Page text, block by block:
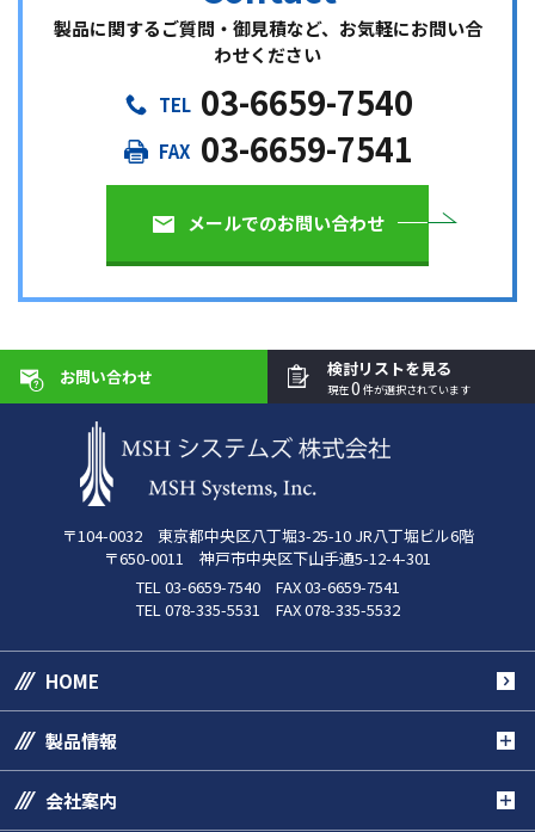
製品に関するご質問・御見積など、お気軽にお問い合
わせください
03-6659-7540
03-6659-7541
メールでのお問い合わせ
お問い合わせ 検討リストを見る
現在0 件が選択されています
〒104-0032 東京都中央区八丁堀3-25-10 JR八丁堀ビル6階
〒650-0011 神戸市中央区下山手通5-12-4-301
TEL 03-6659-7540 FAX 03-6659-7541
TEL 078-335-5531 FAX 078-335-5532
HOME
製品情報
会社案内